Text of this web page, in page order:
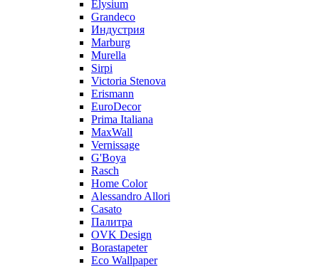
Elysium
Grandeco
Индустрия
Marburg
Murella
Sirpi
Victoria Stenova
Erismann
EuroDecor
Prima Italiana
MaxWall
Vernissage
G'Boya
Rasch
Home Color
Alessandro Allori
Casato
Палитра
OVK Design
Borastapeter
Eco Wallpaper